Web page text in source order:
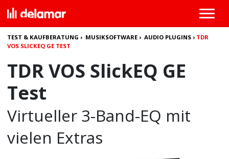
TEST & KAUFBERATUNG › MUSIKSOFTWARE ›AUDIO PLUGINS › TDR
VOS SLICKEQ GE TEST
TDR VOS SlickEQ GE
Test
Virtueller 3-Band-EQ mit
vielen Extras